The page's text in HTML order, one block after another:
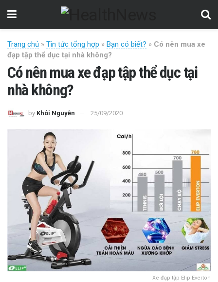
Trang chủ » Tin tức tổng hợp » Bạn có biết? » Có nên mua xe
đạp tập thể dục tại nhà không?
Có nên mua xe đạp tập thể dục tại
nhà không?
by Khôi Nguyễn 25/09/2020
Xe đạp tập Elip Everton